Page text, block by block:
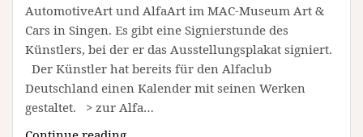
AutomotiveArt und AlfaArt im MAC-Museum Art &
Cars in Singen. Es gibt eine Signierstunde des
Künstlers, bei der er das Ausstellungsplakat signiert.
Der Künstler hat bereits für den Alfaclub
Deutschland einen Kalender mit seinen Werken
gestaltet. > zur Alfa…
PopArt-